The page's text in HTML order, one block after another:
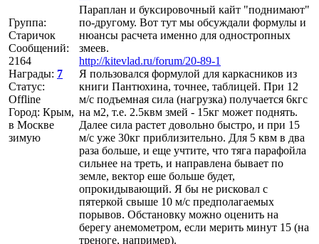
Группа:
Старичок
Сообщений:
2164
Награды: 7
Статус:
Offline
Город: Крым,
в Москве
зимую
Параплан и буксировочный кайт "поднимают"
по-другому. Вот тут мы обсуждали формулы и
нюансы расчета именно для одностропных
змеев.
http://kitevlad.ru/forum/20-89-1
Я пользовался формулой для каркасников из
книги Пантюхина, точнее, таблицей. При 12
м/с подъемная сила (нагрузка) получается 6кгс
на м2, т.е. 2.5квм змей - 15кг может поднять.
Далее сила растет довольно быстро, и при 15
м/с уже 30кг приблизительно. Для 5 квм в два
раза больше, и еще учтите, что тяга парафойла
сильнее на треть, и направлена бывает по
земле, вектор еше больше будет,
опрокидывающий. Я бы не рисковал с
пятеркой свыше 10 м/с предполагаемых
порывов. Обстановку можно оценить на
берегу анемометром, если мерить минут 15 (на
треноге, например).